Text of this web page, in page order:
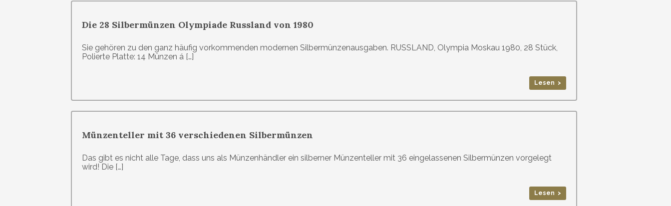
Die 28 Silbermünzen Olympiade Russland von 1980
Sie gehören zu den ganz häufig vorkommenden modernen Silbermünzenausgaben. RUSSLAND, Olympia Moskau 1980, 28 Stück,
Polierte Platte: 14 Münzen á […]
Lesen >
Münzenteller mit 36 verschiedenen Silbermünzen
Das gibt es nicht alle Tage, dass uns als Münzenhändler ein silberner Münzenteller mit 36 eingelassenen Silbermünzen vorgelegt
wird! Die […]
Lesen >